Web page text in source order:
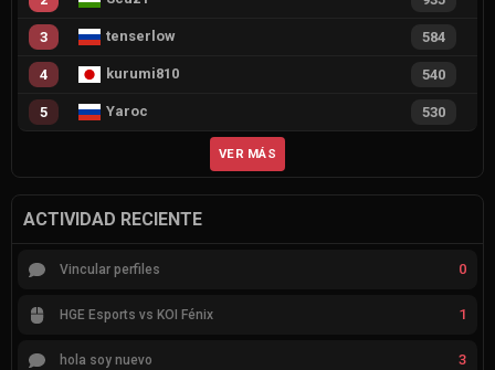
3 tenserlow 584
4 kurumi810 540
5 Yaroc 530
VER MÁS
ACTIVIDAD RECIENTE
Vincular perfiles 0
HGE Esports vs KOI Fénix 1
hola soy nuevo 3